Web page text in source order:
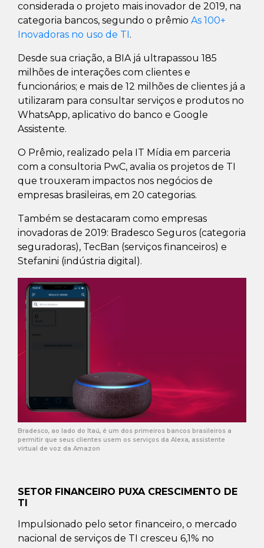
considerada o projeto mais inovador de 2019, na
categoria bancos, segundo o prêmio As 100+
Inovadoras no uso de TI .
Desde sua criação, a BIA já ultrapassou 185
milhões de interações com clientes e
funcionários; e mais de 12 milhões de clientes já a
utilizaram para consultar serviços e produtos no
WhatsApp, aplicativo do banco e Google
Assistente.
O Prêmio, realizado pela IT Mídia em parceria
com a consultoria PwC, avalia os projetos de TI
que trouxeram impactos nos negócios de
empresas brasileiras, em 20 categorias.
Também se destacaram como empresas
inovadoras de 2019: Bradesco Seguros (categoria
seguradoras), TecBan (serviços financeiros) e
Stefanini (indústria digital).
Bradesco, ao lado do Itaú, é um dos primeiros bancos brasileiros a
permitir que seus clientes usem os serviços da Alexa, assistente
virtual de voz da Amazon
SETOR FINANCEIRO PUXA CRESCIMENTO DE
TI
Impulsionado pelo setor financeiro, o mercado
nacional de serviços de TI cresceu 6,1% no